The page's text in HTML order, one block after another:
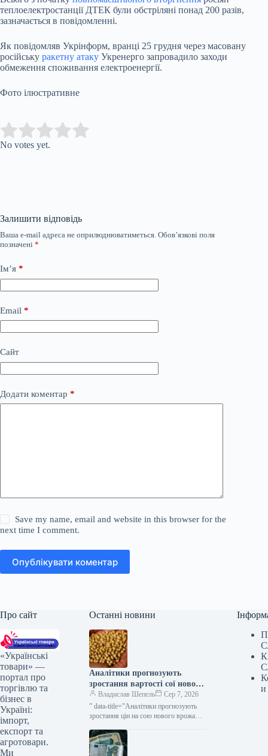
теплоелектростанції ДТЕК були обстріляні понад 200 разів,
зазначається в повідомленні.
Як повідомляв Укрінформ, вранці 25 грудня через масовану
російську ракетну атаку Укренерго запровадило заходи
обмеження споживання електроенергії.
Фото ілюстративне
Rate this item:
No votes yet.
Залишити відповідь
Ваша e-mail адреса не оприлюднюватиметься. Обов’язкові поля
позначені *
Ім’я *
Email *
Сайт
Додати коментар *
Save my name, email and website in this browser for the
next time I comment.
Опублікувати коментар
Про сайт
«Українські
товари» —
портал про
торгівлю та
бізнес в
Україні:
імпорт,
експорт та
агротовари.
Ми
Останні новини
Аналітики прогнозують
зростання вартості сої нового
врожаю до 20–22 тисяч
гривень за тонну — КУРКУЛЬ
Владислав Шепель
Сер 7, 2026
” data-title=”Аналітики прогнозують
зростання цін на сою нового врожаю у
url=”https://kurkul.com/news/41871-
analitiki-prognozuyut-zrostannya-tsin-na-
soyu-novogo-vrojayu-u-drugiy-polovini-
и